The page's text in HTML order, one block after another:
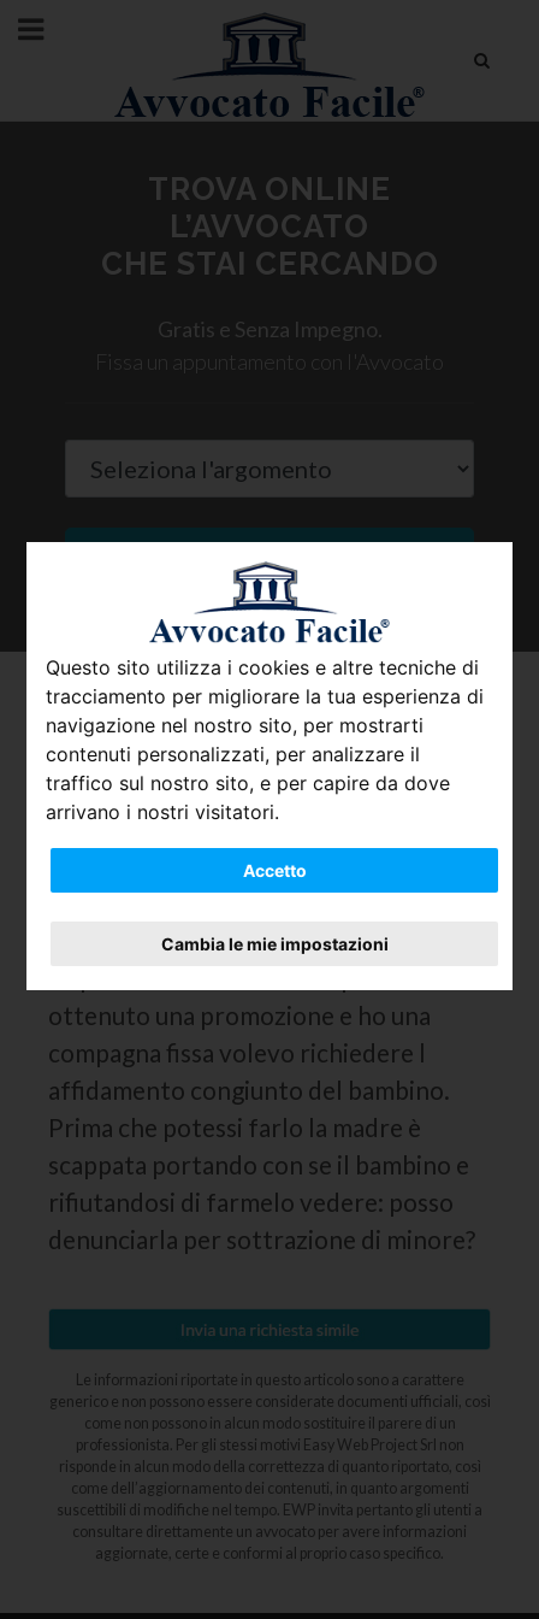
Questo sito utilizza i cookies e altre tecniche di
tracciamento per migliorare la tua esperienza di
navigazione nel nostro sito, per mostrarti
contenuti personalizzati, per analizzare il
traffico sul nostro sito, e per capire da dove
arrivano i nostri visitatori.
Accetto
Cambia le mie impostazioni
TROVA ONLINE
L’AVVOCATO
CHE STAI CERCANDO
Gratis e Senza Impegno.
Fissa un appuntamento con l'Avvocato
TROVA IL TUO AVVOCATO
Tutte le conseguenze del
reato di Sottrazione di
minore
Io e mia moglie siamo separati da
qualche anno. Inizialmente il figlio era
stato affidato a lei con diritto di visita
ottenuto una promozione e ho una
compagna fissa volevo richiedere l
affidamento congiunto del bambino.
Prima che potessi farlo la madre è
scappata portando con se il bambino e
rifiutandosi di farmelo vedere: posso
denunciarla per sottrazione di minore?
Le informazioni riportate in questo articolo sono a carattere
generico e non possono essere considerate documenti ufficiali, così
come non possono in alcun modo sostituire il parere di un
professionista. Per gli stessi motivi Easy Web Project Srl non
risponde in alcun modo della correttezza di quanto riportato, così
come dell’aggiornamento dei contenuti, in quanto argomenti
suscettibili di modifiche nel tempo. EWP invita pertanto gli utenti a
consultare direttamente un avvocato per avere informazioni
aggiornate, certe e conformi al proprio caso specifico.